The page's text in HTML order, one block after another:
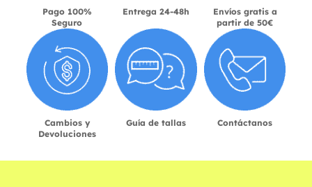
Pago 100%
Seguro
Entrega 24-48h
Envíos gratis a
partir de 50€
Cambios y
Devoluciones
Guía de tallas Contáctanos